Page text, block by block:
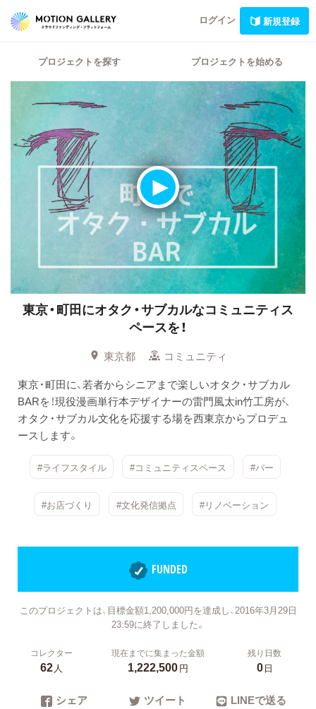
ログイン 新規登録
プロジェクトを探す プロジェクトを始める
東京・町田にオタク・サブカルなコミュニティス
ペースを！
東京都
コミュニティ
東京・町田に、若者からシニアまで楽しいオタク・サブカル
BARを！現役漫画単行本デザイナーの雷門風太in竹工房が、
オタク・サブカル文化を応援する場を西東京からプロデュ
ースします。
#ライフスタイル #コミュニティスペース #バー
#お店づくり #文化発信拠点 #リノベーション
FUNDED
このプロジェクトは、目標金額1,200,000円を達成し、2016年3月29日
23:59に終了しました。
コレクター
62人
現在までに集まった金額
1,222,500円
残り日数
0日
シェア ツイート LINEで送る